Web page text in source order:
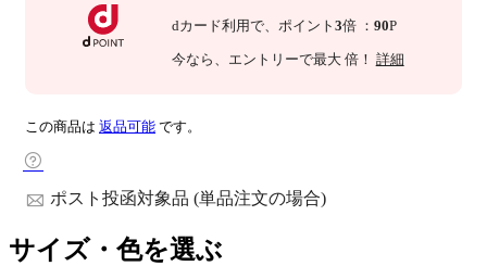
dカード利用で、 ポイント 3倍 ： 90P
今なら 、エントリーで最大 倍！ 詳細
この商品は 返品可能 です。
ポスト投函対象品 (単品注文の場合)
サイズ・色を選ぶ